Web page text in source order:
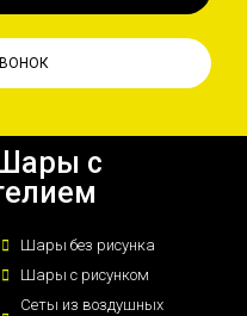
с
Шары без рисунка
Шары с рисунком
Сеты из воздушных